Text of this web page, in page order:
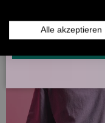
INFOS ÜBER
KLICK HIER UND
Alle akzeptieren